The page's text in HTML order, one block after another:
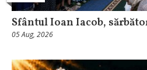
Sfântul Ioan Iacob,
05 Aug, 2026